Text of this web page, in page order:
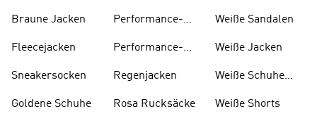
Braune Jacken
Fleecejacken
Sneakersocken
Goldene Schuhe
Performance-
Performance-
Regenjacken
Rosa Rucksäcke
W eiße Sandalen
Weiße Jacken
Weiße Schuhe
Weiße Shorts